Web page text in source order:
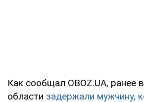
Как сообщал OBOZ.UA, ранее
области задержали мужчину,